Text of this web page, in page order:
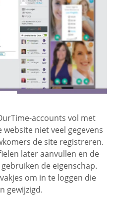
accounts vol met
niet veel gegevens
de site registreren.
later aanvullen en de
de eigenschap.
om in te loggen die
gewijzigd.